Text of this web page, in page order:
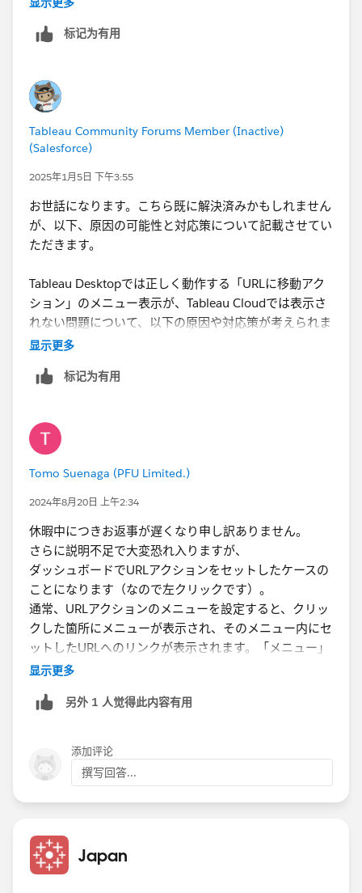
ご丁寧なコメントありがとうございました。
标记为有用
Tableau Community Forums Member (Inactive)
(Salesforce)
2025年1月5日 下午3:55
お世話になります。こちら既に解決済みかもしれません
が、以下、原因の可能性と対応策について記載させてい
ただきます。
Tableau Desktopでは正しく動作する「URLに移動アク
ション」のメニュー表示が、Tableau Cloudでは表示さ
れない問題について、以下の原因や対応策が考えられま
す。
原因の可能性
1.Tableau Cloudのブラウザ依存性
• Tableau CloudはWebベースで動作しているため、ブ
ラウザの設定やJavaScriptの動作制限が影響している可
能性があります。
• 特に、ポップアップブロックやセキュリティ設定がメ
2.バージョンの不一致
• Tableau Desktopで作成したワークブックが、Tableau
Cloudの現在のバージョンと互換性がない可能性があり
ます。特定の機能が正しく動作しないケースが知られて
います。
3. Tableau Cloudの仕様や制限
• Tableau Cloudでは、「メニュー」を利用する「URLに
移動アクション」が動作しない仕様である可能性があり
ます。特定のインタラクションがサポートされないケー
スがあります。
• アクション設定の細かい構成（例: 対象シートやフィル
タ条件）が、Tableau Cloud上で想定通りに解釈されて
いない場合があります。
1.ブラウザ設定の確認
显示更多
标记为有用
Tomo Suenaga (PFU Limited.)
2024年8月20日 上午2:34
休暇中につきお返事が遅くなり申し訳ありません。
さらに説明不足で大変恐れ入りますが、
ダッシュボードでURLアクションをセットしたケースの
ことになります（なので左クリックです）。
通常、URLアクションのメニューを設定すると、クリッ
クした箇所にメニューが表示され、そのメニュー内にセ
ットしたURLへのリンクが表示されます。「メニュー」
ではなく、「選択」の設定ではDesktopもCloudもどち
るのですが、「メニュー」を選択したときだけは、
Tableau Cloudではうまく動作しませんでした。何か
Tableau Cloud側のアクセス権などが関係しますでしょ
うか？
显示更多
另外 1 人觉得此内容有用
添加评论
撰写回答...
Japan